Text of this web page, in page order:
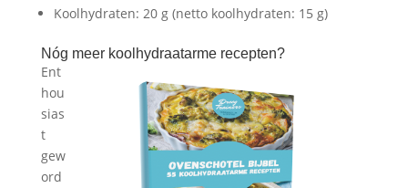
Koolhydraten: 20 g (netto koolhydraten: 15 g)
Nóg meer koolhydraatarme recepten?
Ent
hou
sias
t
gew
ord